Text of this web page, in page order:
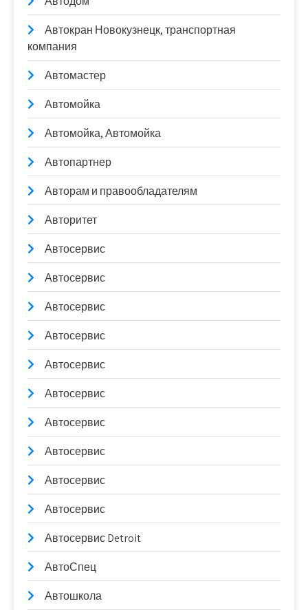
Автокран Новокузнецк, транспортная
компания
Автомастер
Автомойка
Автомойка, Автомойка
Автопартнер
Авторам и правообладателям
Авторитет
Автосервис
Автосервис
Автосервис
Автосервис
Автосервис
Автосервис
Автосервис
Автосервис
Автосервис
Автосервис
Автосервис Detroit
АвтоСпец
Автошкола